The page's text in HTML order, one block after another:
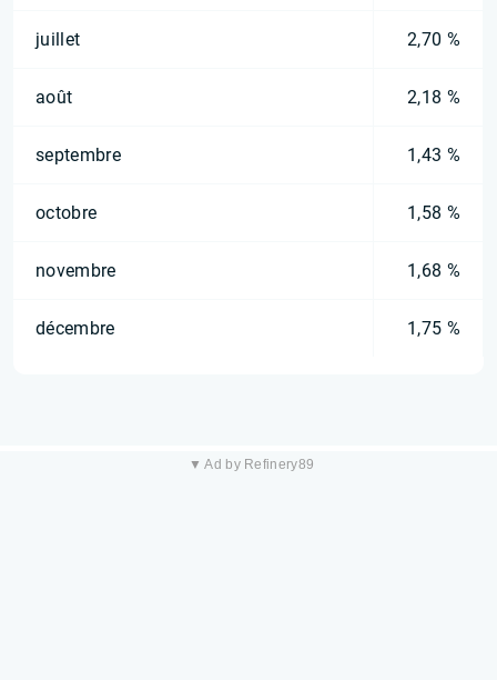
juillet 2,70 %
août 2,18 %
septembre 1,43 %
octobre 1,58 %
novembre 1,68 %
décembre 1,75 %
▼ Ad by Refinery89